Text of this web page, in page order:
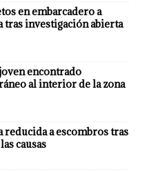
en embarcadero a
tras investigación abierta
encontrado
al interior de la zona
reducida a escombros tras
causas